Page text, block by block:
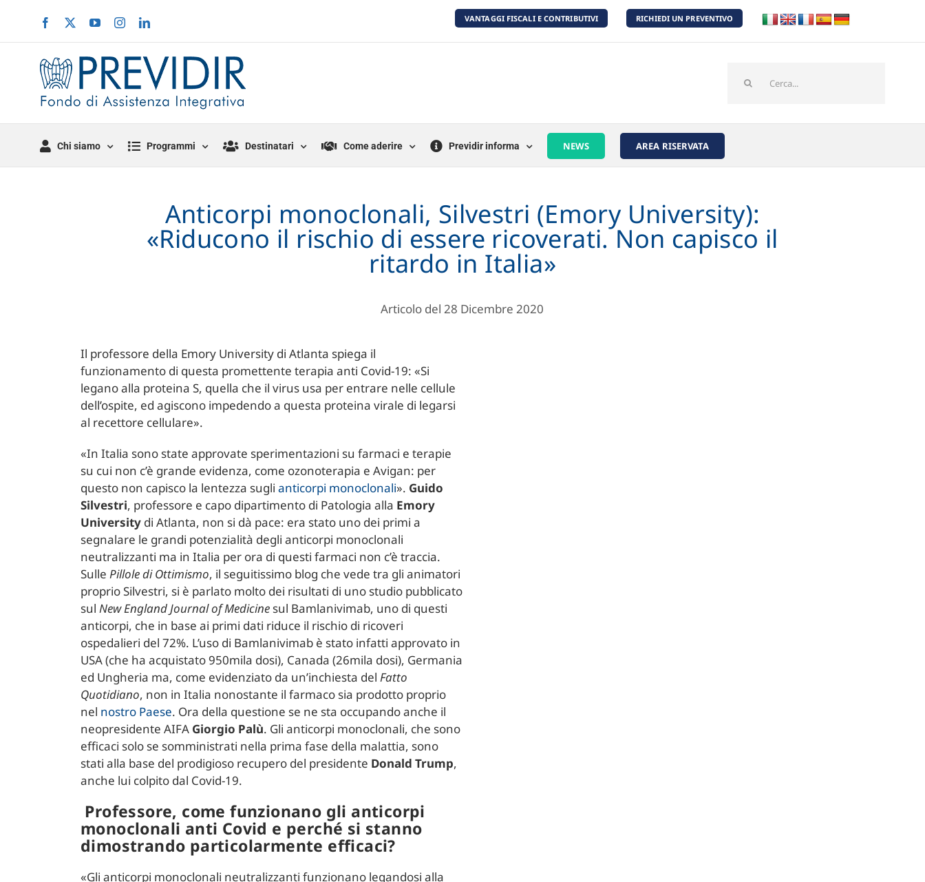
contenuto
Facebook
X YouTubeInstagramLinkedIn VANTAGGI FISCALI E CONTRIBUTIVI RICHIEDI UN PREVENTIVO
per:
Chi siamo Programmi Destinatari Come aderire Previdir informa NEWS AREA RISERVATA
Anticorpi monoclonali, Silvestri (Emory University):
«Riducono il rischio di essere ricoverati. Non capisco il
ritardo in Italia»
Articolo del 28 Dicembre 2020
Il professore della Emory University di Atlanta spiega il
funzionamento di questa promettente terapia anti Covid-19: «Si
legano alla proteina S, quella che il virus usa per entrare nelle cellule
dell’ospite, ed agiscono impedendo a questa proteina virale di legarsi
al recettore cellulare».
«In Italia sono state approvate sperimentazioni su farmaci e terapie
su cui non c’è grande evidenza, come ozonoterapia e Avigan: per
questo non capisco la lentezza sugli anticorpi monoclonali». Guido
Silvestri, professore e capo dipartimento di Patologia alla Emory
University di Atlanta, non si dà pace: era stato uno dei primi a
segnalare le grandi potenzialità degli anticorpi monoclonali
neutralizzanti ma in Italia per ora di questi farmaci non c’è traccia.
Sulle Pillole di Ottimismo, il seguitissimo blog che vede tra gli animatori
proprio Silvestri, si è parlato molto dei risultati di uno studio pubblicato
sul New England Journal of Medicine sul Bamlanivimab, uno di questi
anticorpi, che in base ai primi dati riduce il rischio di ricoveri
ospedalieri del 72%. L’uso di Bamlanivimab è stato infatti approvato in
USA (che ha acquistato 950mila dosi), Canada (26mila dosi), Germania
ed Ungheria ma, come evidenziato da un’inchiesta del Fatto
Quotidiano, non in Italia nonostante il farmaco sia prodotto proprio
nel nostro Paese. Ora della questione se ne sta occupando anche il
neopresidente AIFA Giorgio Palù. Gli anticorpi monoclonali, che sono
efficaci solo se somministrati nella prima fase della malattia, sono
stati alla base del prodigioso recupero del presidente Donald Trump,
anche lui colpito dal Covid-19.
Professore, come funzionano gli anticorpi
monoclonali anti Covid e perché si stanno
dimostrando particolarmente efficaci?
«Gli anticorpi monoclonali neutralizzanti funzionano legandosi alla